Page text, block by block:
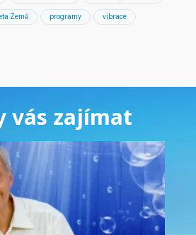
Země programy vibrace
vás zajímat